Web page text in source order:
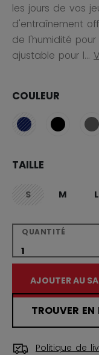
les jours de vos
d'entraînement
de l'humidité
ajustable pour l...
COULEUR
TAILLE
Snot.available
M L
QUANTITÉ
AJOUTER AU
TROUVER
Politique de